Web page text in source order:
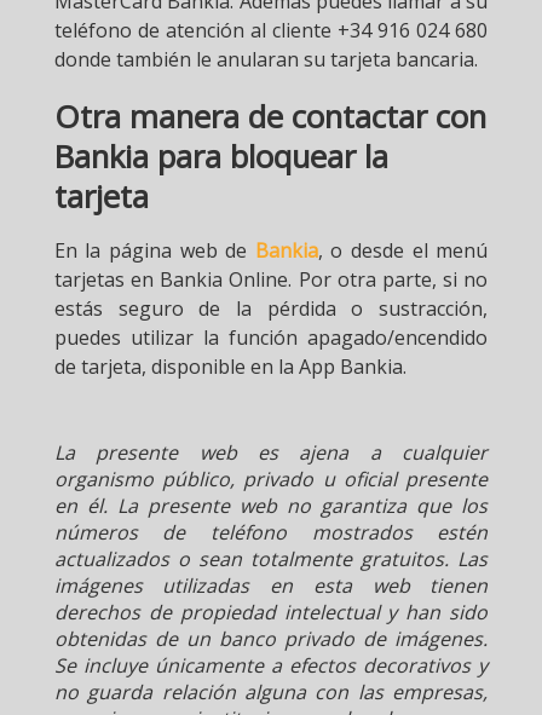
teléfono de atención al cliente +34 916 024 680
donde también le anularan su tarjeta bancaria.
Otra manera de contactar con
Bankia para bloquear la
tarjeta
En la página web de Bankia, o desde el menú
tarjetas en Bankia Online. Por otra parte, si no
estás seguro de la pérdida o sustracción,
puedes utilizar la función apagado/encendido
de tarjeta, disponible en la App Bankia.
La presente web es ajena a cualquier
organismo público, privado u oficial presente
en él. La presente web no garantiza que los
números de teléfono mostrados estén
actualizados o sean totalmente gratuitos. Las
imágenes utilizadas en esta web tienen
derechos de propiedad intelectual y han sido
obtenidas de un banco privado de imágenes.
Se incluye únicamente a efectos decorativos y
no guarda relación alguna con las empresas,